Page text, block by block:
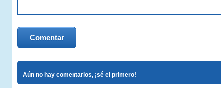
Comentar
Aún no hay comentarios, ¡sé el primero!